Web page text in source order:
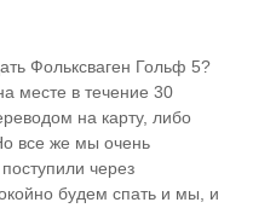
Фольксваген Гольф 5?
месте в течение 30
на карту, либо
все же мы очень
через
будем спать и мы, и